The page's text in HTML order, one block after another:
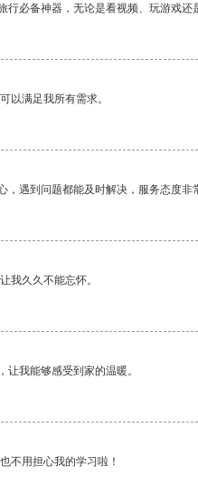
行必备神器，无论是看视频、玩游戏
以满足我所有需求。
，遇到问题都能及时解决，服务态度非
我久久不能忘怀。
我能够感受到家的温暖。
不用担心我的学习啦！